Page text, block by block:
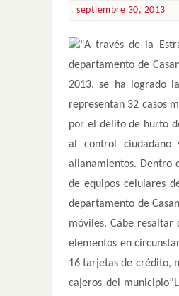
septiembre 30, 2013
“A través de la
departamento de
2013, se ha logrado
representan 32 casos
por el delito de hurto
al control ciudadano
allanamientos. Dentro
de equipos celulares
departamento de
móviles. Cabe resaltar
elementos en
16 tarjetas de crédito,
cajeros del